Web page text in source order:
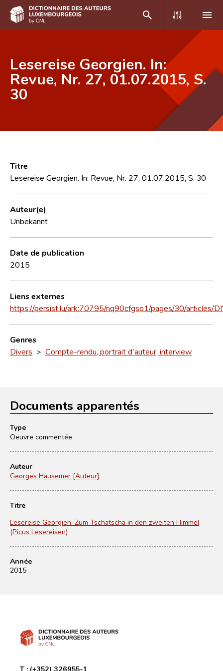
DE FR
Accueil
Recherche avancée
CNL
Équipe scientifique
Contact
Lesereise Georgien. In:
Revue, Nr. 27, 01.07.2015, S.
30
Titre
Lesereise Georgien. In: Revue, Nr. 27, 01.07.2015, S. 30
Auteur(e)
Unbekannt
Date de publication
2015
Liens externes
https://persist.lu/ark:70795/nq90cfgsp1/pages/30/articles/
Genres
Divers > Compte-rendu, portrait d'auteur, interview
Documents apparentés
Type
Oeuvre commentée
Auteur
Georges Hausemer [Auteur]
Titre
Lesereise Georgien. Zum Tschatscha in den zweiten Himmel
(Picus Lesereisen)
Année
2015
T : (+352) 326955-1